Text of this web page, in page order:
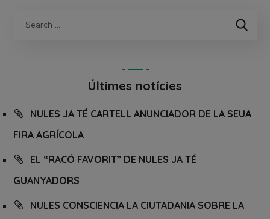
Últimes notícies
NULES JA TÉ CARTELL ANUNCIADOR DE LA SEUA
FIRA AGRÍCOLA
EL “RACÓ FAVORIT” DE NULES JA TÉ
GUANYADORS
NULES CONSCIENCIA LA CIUTADANIA SOBRE LA